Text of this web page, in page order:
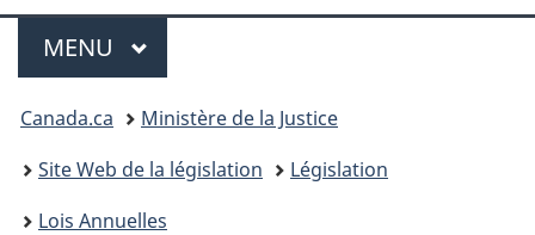
Menu
MENU PRINCIPAL
Vous
etes
ici
Canada.ca
Ministère de la Justice
Site Web de la législation
Législation
Lois Annuelles